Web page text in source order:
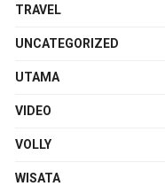
TRAVEL
UNCATEGORIZED
UTAMA
VIDEO
VOLLY
WISATA